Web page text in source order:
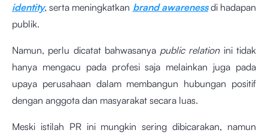
identity,serta meningkatkan brand awareness di hadapan
publik.
Namun, perlu dicatat bahwasanya public relation ini tidak
hanya mengacu pada profesi saja melainkan juga pada
upaya perusahaan dalam membangun hubungan positif
dengan anggota dan masyarakat secara luas.
Meski istilah PR ini mungkin sering dibicarakan, namun